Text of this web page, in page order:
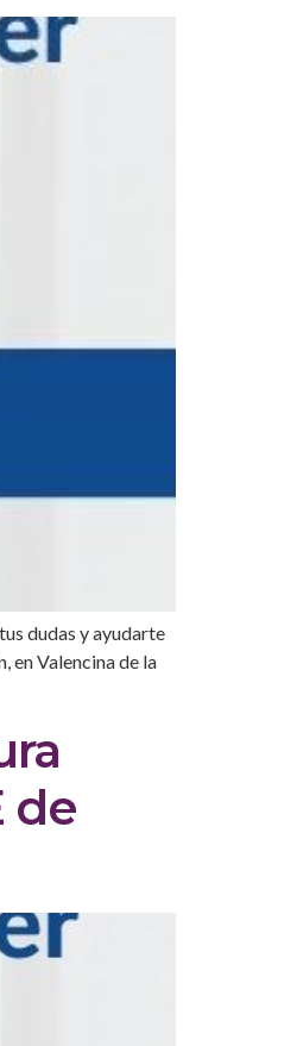
dudas y ayudarte
en Valencina de la
de